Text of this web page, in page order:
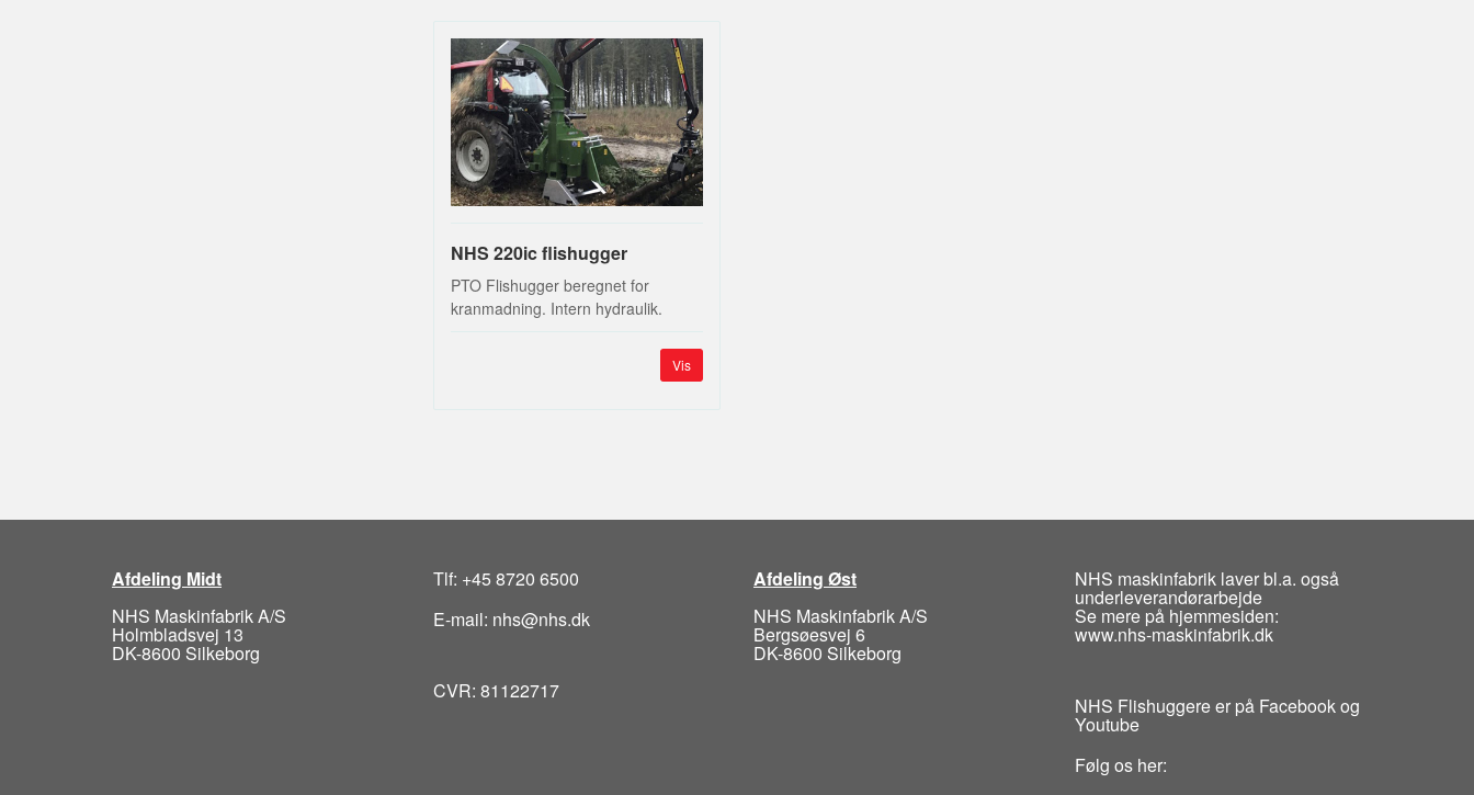
NHS 220ic flishugger
PTO Flishugger beregnet for
kranmadning. Intern hydraulik.
Vis
Afdeling Midt
NHS Maskinfabrik A/S
Holmbladsvej 13
DK-8600 Silkeborg
Tlf: +45 8720 6500
E-mail: nhs@nhs.dk
CVR: 81122717
Afdeling Øst
NHS Maskinfabrik A/S
Bergsøesvej 6
DK-8600 Silkeborg
NHS maskinfabrik laver bl.a. også
underleverandørarbejde
Se mere på hjemmesiden:
www.nhs-maskinfabrik.dk
NHS Flishuggere er på Facebook og
Youtube
Følg os her: